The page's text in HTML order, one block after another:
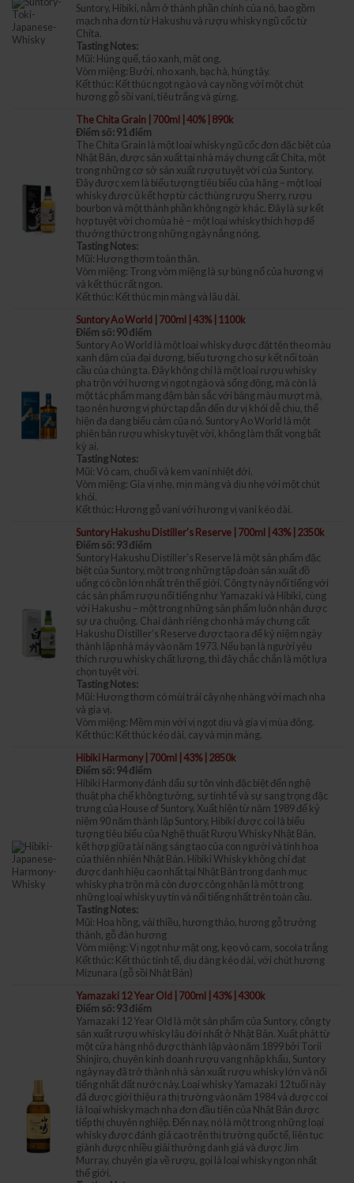
Suntory, Hibiki, nằm ở thành phần chính của nó, bao gồm
mạch nha đơn từ Hakushu và rượu whisky ngũ cốc từ
Chita.
Tasting Notes:
Mũi: Húng quế, táo xanh, mật ong.
Vòm miệng: Bưởi, nho xanh, bạc hà, húng tây.
Kết thúc: Kết thúc ngọt ngào và cay nồng với một chút
hương gỗ sồi vani, tiêu trắng và gừng.
The Chita Grain | 700ml | 40% | 890k
Điểm số: 91 điểm
The Chita Grain là một loại whisky ngũ cốc đơn đặc biệt của
Nhật Bản, được sản xuất tại nhà máy chưng cất Chita, một
trong những cơ sở sản xuất rượu tuyệt vời của Suntory.
Đây được xem là biểu tượng tiêu biểu của hãng – một loại
whisky được ủ kết hợp từ các thùng rượu Sherry, rượu
bourbon và một thành phần không ngờ khác. Đây là sự kết
hợp tuyệt vời cho mùa hè – một loại whisky thích hợp để
thưởng thức trong những ngày nắng nóng.
Tasting Notes:
Mũi: Hương thơm toàn thân.
Vòm miệng: Trong vòm miệng là sự bùng nổ của hương vị
và kết thúc rất ngon.
Kết thúc: Kết thúc mịn màng và lâu dài.
Suntory Ao World | 700ml | 43% | 1100k
Điểm số: 90 điểm
Suntory Ao World là một loại whisky được đặt tên theo màu
xanh đậm của đại dương, biểu tượng cho sự kết nối toàn
cầu của chúng ta. Đây không chỉ là một loại rượu whisky
pha trộn với hương vị ngọt ngào và sống động, mà còn là
một tác phẩm mang đậm bản sắc với bảng màu mượt mà,
tạo nên hương vị phức tạp dẫn đến dư vị khói dễ chịu, thể
hiện đa dạng biểu cảm của nó. Suntory Ao World là một
phiên bản rượu whisky tuyệt vời, không làm thất vọng bất
kỳ ai.
Tasting Notes:
Mũi: Vỏ cam, chuối và kem vani nhiệt đới.
Vòm miệng: Gia vị nhẹ, mịn màng và dịu nhẹ với một chút
khói.
Kết thúc: Hương gỗ vani với hương vị vani kéo dài.
Suntory Hakushu Distiller’s Reserve | 700ml | 43% | 2350k
Điểm số: 93 điểm
Suntory Hakushu Distiller’s Reserve là một sản phẩm đặc
biệt của Suntory, một trong những tập đoàn sản xuất đồ
uống có cồn lớn nhất trên thế giới. Công ty này nổi tiếng với
các sản phẩm rượu nổi tiếng như Yamazaki và Hibiki, cùng
với Hakushu – một trong những sản phẩm luôn nhận được
sự ưa chuộng. Chai dành riêng cho nhà máy chưng cất
Hakushu Distiller’s Reserve được tạo ra để kỷ niệm ngày
thành lập nhà máy vào năm 1973. Nếu bạn là người yêu
thích rượu whisky chất lượng, thì đây chắc chắn là một lựa
chọn tuyệt vời.
Tasting Notes:
Mũi: Hương thơm có mùi trái cây nhẹ nhàng với mạch nha
và gia vị.
Vòm miệng: Mềm mịn với vị ngọt dịu và gia vị mùa đông.
Kết thúc: Kết thúc kéo dài, cay và mịn màng.
Hibiki Harmony | 700ml | 43% | 2850k
Điểm số: 94 điểm
Hibiki Harmony đánh dấu sự tôn vinh đặc biệt đến nghệ
thuật pha chế không tưởng, sự tinh tế và sự sang trọng đặc
trưng của House of Suntory. Xuất hiện từ năm 1989 để kỷ
niệm 90 năm thành lập Suntory, Hibiki được coi là biểu
tượng tiêu biểu của Nghệ thuật Rượu Whisky Nhật Bản,
kết hợp giữa tài năng sáng tạo của con người và tinh hoa
của thiên nhiên Nhật Bản. Hibiki Whisky không chỉ đạt
được danh hiệu cao nhất tại Nhật Bản trong danh mục
whisky pha trộn mà còn được công nhận là một trong
những loại whisky uy tín và nổi tiếng nhất trên toàn cầu.
Tasting Notes:
Mũi: Hoa hồng, vải thiều, hương thảo, hương gỗ trưởng
thành, gỗ đàn hương
Vòm miệng: Vị ngọt như mật ong, kẹo vỏ cam, socola trắng
Kết thúc: Kết thúc tinh tế, dịu dàng kéo dài, với chút hương
Mizunara (gỗ sồi Nhật Bản)
Yamazaki 12 Year Old | 700ml | 43% | 4300k
Điểm số: 93 điểm
Yamazaki 12 Year Old là một sản phẩm của Suntory, công ty
sản xuất rượu whisky lâu đời nhất ở Nhật Bản. Xuất phát từ
một cửa hàng nhỏ được thành lập vào năm 1899 bởi Torii
Shinjiro, chuyên kinh doanh rượu vang nhập khẩu, Suntory
ngày nay đã trở thành nhà sản xuất rượu whisky lớn và nổi
tiếng nhất đất nước này. Loại whisky Yamazaki 12 tuổi này
đã được giới thiệu ra thị trường vào năm 1984 và được coi
là loại whisky mạch nha đơn đầu tiên của Nhật Bản được
tiếp thị chuyên nghiệp. Đến nay, nó là một trong những loại
whisky được đánh giá cao trên thị trường quốc tế, liên tục
giành được nhiều giải thưởng danh giá và được Jim
Murray, chuyên gia về rượu, gọi là loại whisky ngon nhất
thế giới.